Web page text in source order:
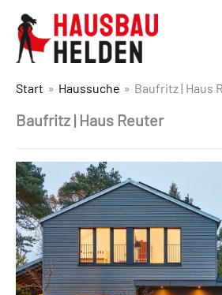
Start Haussuche Baufritz | Haus
Baufritz | Haus Reuter